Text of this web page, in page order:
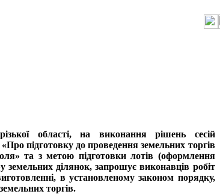
області, на виконання рішень сесій
підготовку до проведення земельних торгів
та з метою підготовки лотів (оформлення
ділянок, запрошує виконавців робіт
в установленому законом порядку,
торгів.